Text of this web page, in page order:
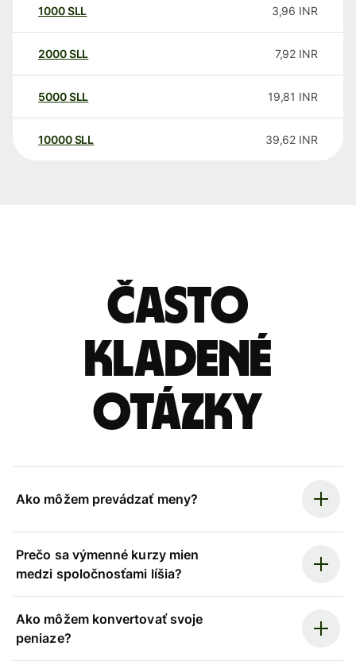
1000SLL 3,96 INR
2000SLL 7,92 INR
5000SLL 19,81 INR
10000 SLL 39,62 INR
Často
kladené
otázky
Ako môžem prevádzať meny?
Prečo sa výmenné kurzy mien
medzi spoločnosťami líšia?
Ako môžem konvertovať svoje
peniaze?